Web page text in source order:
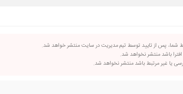
شما، پس از تایید توسط تیم مدیریت در سایت منتشر خواهد شد.
باشد منتشر نخواهد شد.
یا غیر مرتبط باشد منتشر نخواهد شد.